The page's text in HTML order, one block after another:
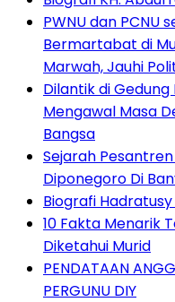
PWNU dan PCNU
Bermartabat di
Marwah, Jauhi
Dilantik di Gedung
Mengawal Masa
Bangsa
Sejarah
Diponegoro Di
Biografi Hadratusy
10 Fakta Menarik
Diketahui Murid
PENDATAAN
PERGUNU DIY